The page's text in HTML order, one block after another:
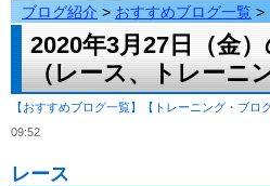
ブログ紹介 > おすすめブログ一覧 >
2020年3月27日（金
（レース、トレーニ
【おすすめブログ一覧】 【トレーニング・ブログ
09:52
レース